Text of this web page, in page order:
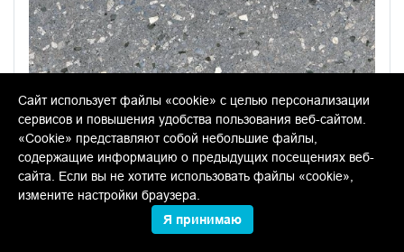
SG632800R Терраццо серый тёмный
обрезной 60x60 керамогранит
В упаковке:4 шт
Сайт использует файлы «cookie» с целью персонализации
сервисов и повышения удобства пользования веб-сайтом.
«Cookie» представляют собой небольшие файлы,
содержащие информацию о предыдущих посещениях веб-
сайта. Если вы не хотите использовать файлы «cookie»,
измените настройки браузера.
Я принимаю